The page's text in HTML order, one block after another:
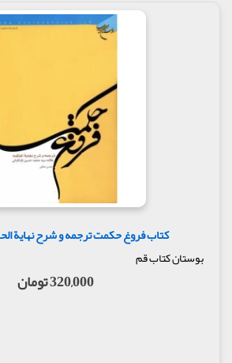
کتاب فروغ حکمت ترجمه و شرح نهایة
بوستان کتاب قم
320,000 تومان